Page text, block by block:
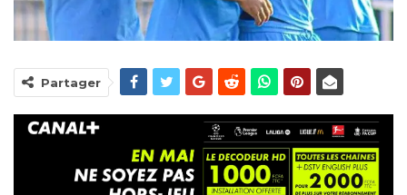
Partager